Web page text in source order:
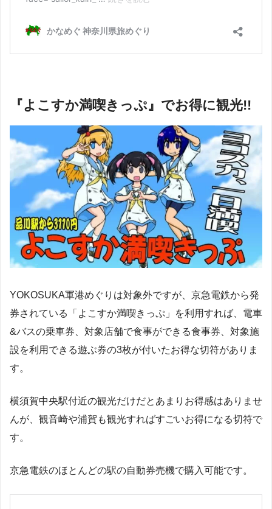
『よこすか満喫きっぷ』でお得に観光!!
YOKOSUKA軍港めぐりは対象外ですが、京急電鉄から発
券されている「よこすか満喫きっぷ」を利用すれば、電車
&バスの乗車券、対象店舗で食事ができる食事券、対象施
設を利用できる遊ぶ券の3枚が付いたお得な切符がありま
す。
横須賀中央駅付近の観光だけだとあまりお得感はありませ
んが、観音崎や浦賀も観光すればすごいお得になる切符で
す。
京急電鉄のほとんどの駅の自動券売機で購入可能です。